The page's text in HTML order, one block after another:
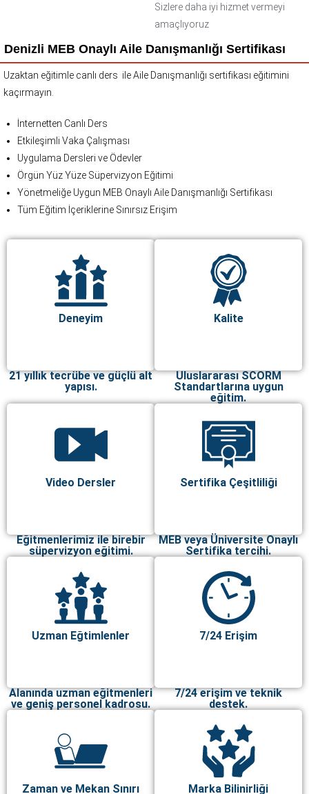
Sizlere daha iyi hizmet vermeyi
amaçlıyoruz
Denizli MEB Onaylı Aile Danışmanlığı Sertifikası
Uzaktan eğitimle canlı ders ile Aile Danışmanlığı sertifikası eğitimini
kaçırmayın.
İnternetten Canlı Ders
Etkileşimli Vaka Çalışması
Uygulama Dersleri ve Ödevler
Örgün Yüz Yüze Süpervizyon Eğitimi
Yönetmeliğe Uygun MEB Onaylı Aile Danışmanlığı Sertifikası
Tüm Eğitim İçeriklerine Sınırsız Erişim
Deneyim
21 yıllık tecrübe ve güçlü alt
yapısı.
Kalite
Uluslararası SCORM
Standartlarına uygun
eğitim.
Video Dersler
Eğitmenlerimiz ile birebir
süpervizyon eğitimi.
Sertifika Çeşitliliği
MEB veya Üniversite Onaylı
Sertifika tercihi.
Uzman Eğtimlenler
Alanında uzman eğitmenleri
ve geniş personel kadrosu.
7/24 Erişim
7/24 erişim ve teknik
destek.
Zaman ve Mekan Sınırı Marka Bilinirliği